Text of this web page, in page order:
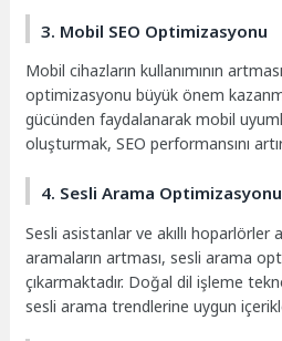
3. Mobil SEO Optimizasyonu
Mobil cihazların kullanımının
optimizasyonu büyük önem
gücünden faydalanarak mobil
oluşturmak, SEO performansını
4. Sesli Arama Optimizasyonu
Sesli asistanlar ve akıllı hoparlörler
aramaların artması, sesli arama
çıkarmaktadır. Doğal dil işleme
sesli arama trendlerine uygun